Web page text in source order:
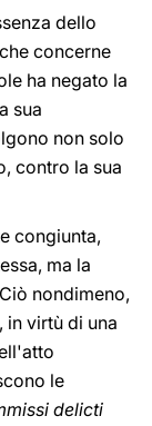
dello
concerne
ha negato la
sua
non solo
contro la sua
congiunta,
ma la
nondimeno,
in virtù di una
le
delicti